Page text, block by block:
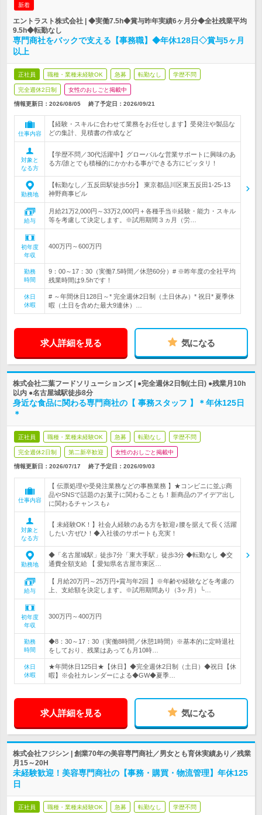
新着
エントラスト株式会社 | ◆実働7.5h◆賞与昨年実績6ヶ月分◆全社残業平均
9.5h◆転勤なし
専門商社をバックで支える【事務職】◆年休128日◇賞与5ヶ月
以上
正社員 職種・業種未経験OK 急募 転勤なし 学歴不問
完全週休2日制 女性のおしごと掲載中
情報更新日：2026/08/05 終了予定日： 2026/09/21
仕事内容
【経験・スキルに合わせて業務をお任せします】受発注や製品な
どの集計、見積書の作成など
対象と
なる方
【学歴不問／30代活躍中】グローバルな営業サポートに興味のあ
る方/誰とでも積極的にかかわる事ができる方にピッタリ！
勤務地
【転勤なし／五反田駅徒歩5分】 東京都品川区東五反田1-25-13
神野商事ビル
給与
月給21万2,000円～33万2,000円＋各種手当※経験・能力・スキル
等を考慮して決定します。※試用期間３ヵ月（労…
初年度
年収
400万円～600万円
勤務
時間
9：00～17：30（実働7.5時間／休憩60分）# ※昨年度の全社平均
残業時間は9.5hです！
休日
休暇
# ～年間休日128日～* 完全週休2日制（土日休み）* 祝日* 夏季休
暇（土日を含めた最大9連休）…
求人詳細を見る 気になる
株式会社二葉フードソリューションズ | ●完全週休2日制(土日) ●残業月10h
以内 ●名古屋城駅徒歩8分
身近な食品に関わる専門商社の【 事務スタッフ 】＊年休125日
＊
正社員 職種・業種未経験OK 急募 転勤なし 学歴不問
完全週休2日制 第二新卒歓迎 女性のおしごと掲載中
情報更新日：2026/07/17 終了予定日： 2026/09/03
仕事内容
【 伝票処理や受発注業務などの事務業務 】★コンビニに並ぶ商
品やSNSで話題のお菓子に関わることも！新商品のアイデア出し
に関わるチャンスも♪
対象と
なる方
【 未経験OK！】社会人経験のある方を歓迎♪腰を据えて長く活躍
したい方ぜひ！◆入社後のサポートも充実！
勤務地
◆「名古屋城駅」徒歩7分「東大手駅」徒歩3分 ◆転勤なし ◆交
通費全額支給 【 愛知県名古屋市東区…
給与
【 月給20万円～25万円+賞与年2回 】※年齢や経験などを考慮の
上、支給額を決定します。※試用期間あり（3ヶ月）└…
初年度
年収
300万円～400万円
勤務
時間
◆8：30～17：30（実働8時間／休憩1時間）※基本的に定時退社
をしており、残業はあっても月10時…
休日
休暇
★年間休日125日★【休日】◆完全週休2日制（土日）◆祝日【休
暇】※会社カレンダーによる◆GW◆夏季…
求人詳細を見る 気になる
株式会社フジシン | 創業70年の美容専門商社／男女とも育休実績あり／残業
月15～20H
未経験歓迎！美容専門商社の【事務・購買・物流管理】年休125
日
正社員 職種・業種未経験OK 急募 転勤なし 学歴不問